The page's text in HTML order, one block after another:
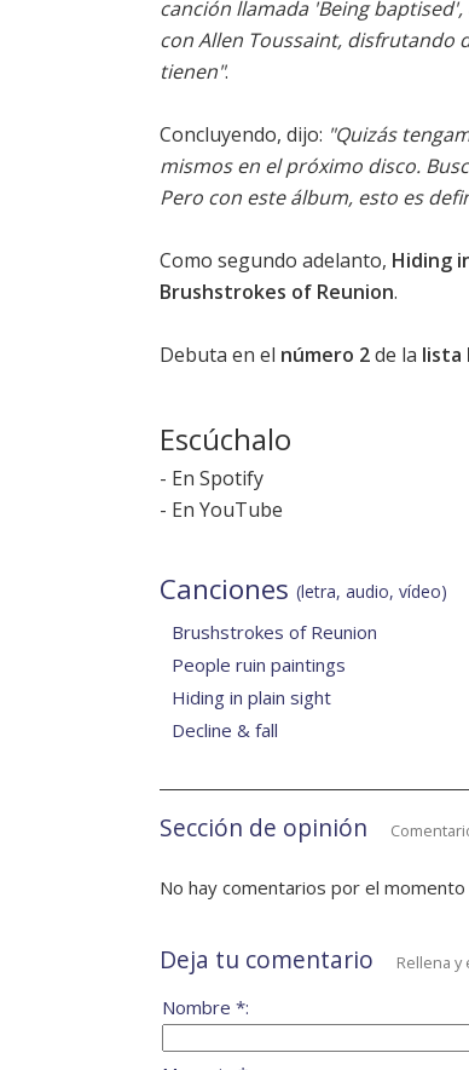
canción llamada 'Being
con Allen Toussaint, disfrutando
tienen".
Concluyendo, dijo: "Quizás
mismos en el próximo disco.
Pero con este álbum, esto es
Como segundo adelanto, Hiding
Brushstrokes of Reunion.
Debuta en el número 2de la lista
Escúchalo
- En Spotify
- En YouTube
Canciones (letra, audio, vídeo)
Brushstrokes of Reunion
People ruin paintings
Hiding in plain sight
Decline & fall
Sección de opinión
No hay comentarios por el momento
Deja tu comentario Rellena y
Nombre *: